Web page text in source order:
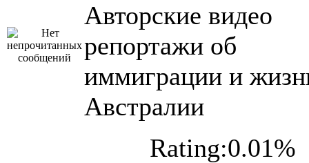
Авторские видео
репортажи об
иммиграции и
Австралии
Rating:0.01%